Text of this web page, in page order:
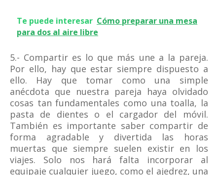
Te puede interesar Cómo preparar una mesa
para dos al aire libre
5.- Compartir es lo que más une a la pareja.
Por ello, hay que estar siempre dispuesto a
ello. Hay que tomar como una simple
anécdota que nuestra pareja haya olvidado
cosas tan fundamentales como una toalla, la
pasta de dientes o el cargador del móvil.
También es importante saber compartir de
forma agradable y divertida las horas
muertas que siempre suelen existir en los
viajes. Solo nos hará falta incorporar al
equipaje cualquier juego, como el ajedrez, una